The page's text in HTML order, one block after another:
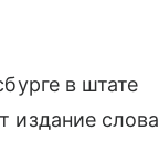
в штате
издание слова